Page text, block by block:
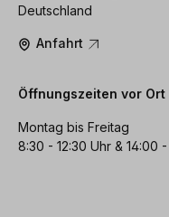
Deutschland
Anfahrt
Öffnungszeiten vor Ort
Montag bis Freitag
8:30 - 12:30 Uhr & 14:00